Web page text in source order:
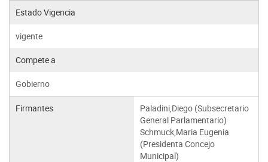
Estado Vigencia
vigente
Compete a
Gobierno
Firmantes
Paladini,Diego (Subsecretario
General Parlamentario)
Schmuck,Maria Eugenia
(Presidenta Concejo
Municipal)